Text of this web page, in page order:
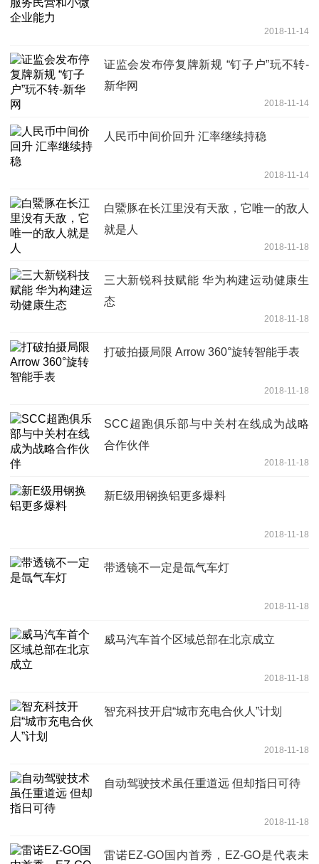
2018-11-14
证监会发布停复牌新规 “钉子户”玩不转-
新华网
2018-11-14
人民币中间价回升 汇率继续持稳
2018-11-14
白鱀豚在长江里没有天敌，它唯一的敌人
就是人
2018-11-18
三大新锐科技赋能 华为构建运动健康生
态
2018-11-18
打破拍摄局限 Arrow 360°旋转智能手表
2018-11-18
SCC超跑俱乐部与中关村在线成为战略
合作伙伴
2018-11-18
新E级用钢换铝更多爆料
2018-11-18
带透镜不一定是氙气车灯
2018-11-18
威马汽车首个区域总部在北京成立
2018-11-18
智充科技开启“城市充电合伙人”计划
2018-11-18
自动驾驶技术虽任重道远 但却指日可待
2018-11-18
雷诺EZ-GO国内首秀，EZ-GO是代表未